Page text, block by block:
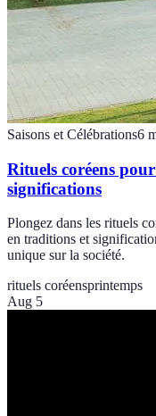
Saisons et Célébrations6
Rituels coréens
significations
Plongez dans les rituels
en traditions et
unique sur la société.
rituels coréensprintemps
Aug 5